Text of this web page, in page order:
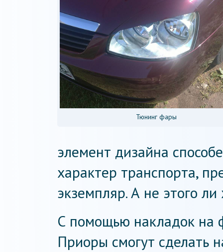
Тюнинг фары
элемент дизайна
характер транспорта,
экземпляр. А не этого
С помощью накладок на
Приоры смогут сделать